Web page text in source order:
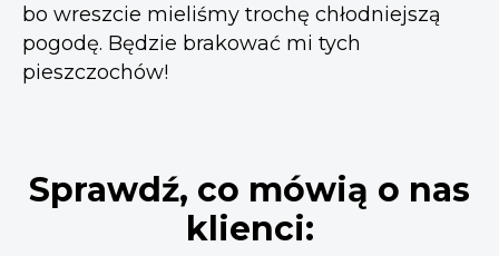
bo wreszcie mieliśmy trochę chłodniejszą
pogodę. Będzie brakować mi tych
pieszczochów!
Sprawdź, co mówią o nas
klienci: